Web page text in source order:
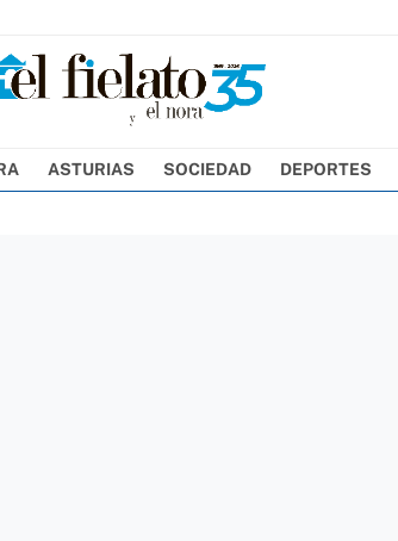
ASTURIAS SOCIEDAD DEPORTES